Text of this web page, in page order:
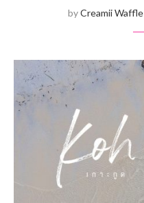
byCreamii Waffle